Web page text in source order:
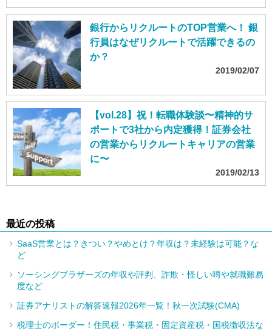
銀行からリクルートのTOP営業へ！ 銀
行員はなぜリクルートで活躍できるの
か？
2019/02/07
【vol.28】祝！転職体験談〜精神的サ
ポートで3社から内定獲得！証券会社
の営業からリクルートキャリアの営業
に〜
2019/02/13
最近の投稿
SaaS営業とは？きつい？やめとけ？年収は？未経験は可能？な
ど
ソーシングブラザーズの年収や評判、詐欺・怪しい噂や就職難易
度など
証券アナリストの解答速報2026年一覧！秋一次試験(CMA)
税理士のボーダー！住民税・事業税・固定資産税・国税徴収法な